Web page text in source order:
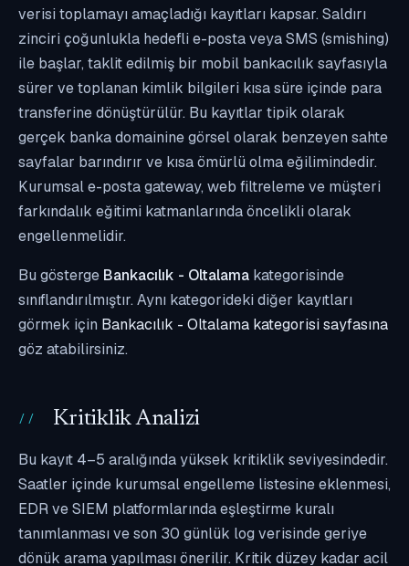
verisi toplamayı amaçladığı kayıtları kapsar. Saldırı
zinciri çoğunlukla hedefli e-posta veya SMS (smishing)
ile başlar, taklit edilmiş bir mobil bankacılık sayfasıyla
sürer ve toplanan kimlik bilgileri kısa süre içinde para
transferine dönüştürülür. Bu kayıtlar tipik olarak
gerçek banka domainine görsel olarak benzeyen sahte
sayfalar barındırır ve kısa ömürlü olma eğilimindedir.
Kurumsal e-posta gateway, web filtreleme ve müşteri
farkındalık eğitimi katmanlarında öncelikli olarak
engellenmelidir.
Bu gösterge Bankacılık - Oltalama kategorisinde
sınıflandırılmıştır. Aynı kategorideki diğer kayıtları
görmek için Bankacılık - Oltalama kategorisi sayfasına
göz atabilirsiniz.
Kritiklik Analizi
Bu kayıt 4–5 aralığında yüksek kritiklik seviyesindedir.
Saatler içinde kurumsal engelleme listesine eklenmesi,
EDR ve SIEM platformlarında eşleştirme kuralı
tanımlanması ve son 30 günlük log verisinde geriye
dönük arama yapılması önerilir. Kritik düzey kadar acil